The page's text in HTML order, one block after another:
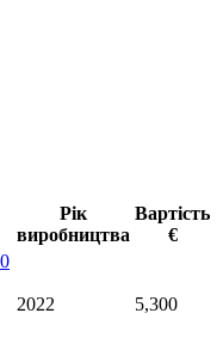
Рік
виробництва
Вартість
€
2022 5,300